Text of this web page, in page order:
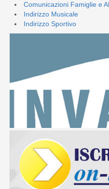
Comunicazioni Famiglie e
Indirizzo Musicale
Indirizzo Sportivo